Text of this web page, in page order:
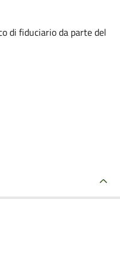
di fiduciario da parte del